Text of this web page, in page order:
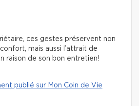
ces gestes préservent non
mais aussi l’attrait de
raison de son bon entretien!
publié sur Mon Coin de Vie